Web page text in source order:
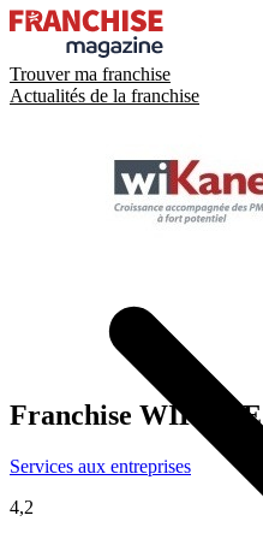
Trouver ma franchise
Actualités de la franchise
Franchise WIKANE
Services aux entreprises
4,2